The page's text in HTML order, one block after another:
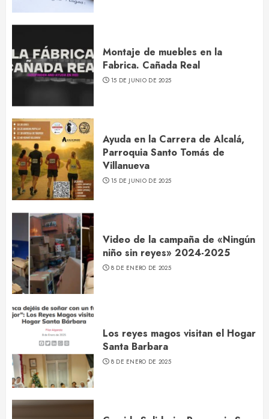
Montaje de muebles en la
Fabrica. Cañada Real
15 DE JUNIO DE 2025
Ayuda en la Carrera de Alcalá,
Parroquia Santo Tomás de
Villanueva
15 DE JUNIO DE 2025
Video de la campaña de «Ningún
niño sin reyes» 2024-2025
8 DE ENERO DE 2025
Los reyes magos visitan el Hogar
Santa Barbara
8 DE ENERO DE 2025